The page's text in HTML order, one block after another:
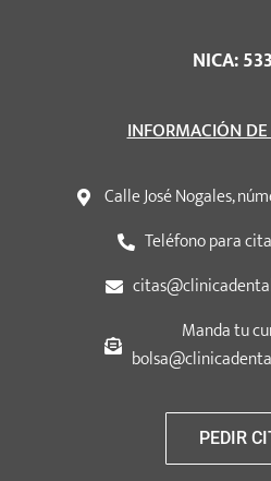
NICA:
INFORMACIÓN
Calle José Nogales,
Teléfono para
Manda tu
PEDIR